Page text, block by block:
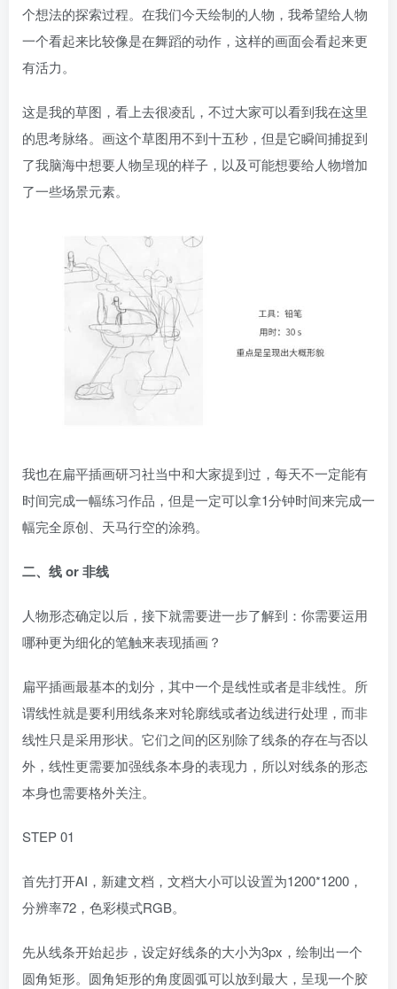
个想法的探索过程。在我们今天绘制的人物，我希望给人物
一个看起来比较像是在舞蹈的动作，这样的画面会看起来更
有活力。
这是我的草图，看上去很凌乱，不过大家可以看到我在这里
的思考脉络。画这个草图用不到十五秒，但是它瞬间捕捉到
了我脑海中想要人物呈现的样子，以及可能想要给人物增加
了一些场景元素。
我也在扁平插画研习社当中和大家提到过，每天不一定能有
时间完成一幅练习作品，但是一定可以拿1分钟时间来完成一
幅完全原创、天马行空的涂鸦。
二、线 or 非线
人物形态确定以后，接下就需要进一步了解到：你需要运用
哪种更为细化的笔触来表现插画？
扁平插画最基本的划分，其中一个是线性或者是非线性。所
谓线性就是要利用线条来对轮廓线或者边线进行处理，而非
线性只是采用形状。它们之间的区别除了线条的存在与否以
外，线性更需要加强线条本身的表现力，所以对线条的形态
本身也需要格外关注。
STEP 01
首先打开AI，新建文档，文档大小可以设置为1200*1200，
分辨率72，色彩模式RGB。
先从线条开始起步，设定好线条的大小为3px，绘制出一个
圆角矩形。圆角矩形的角度圆弧可以放到最大，呈现一个胶